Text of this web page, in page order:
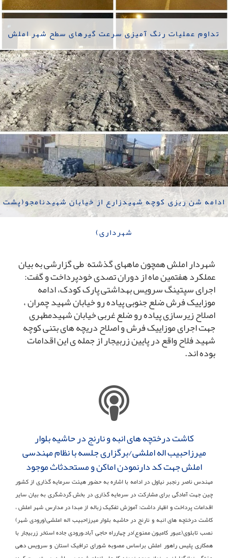
تداوم عملیات رنگ آمیزی سرعت گیرهای سطح شهر املش
ادامه شن ریزی کوچه شهیدزارع از خیابان شهیدنامجو(پشت
شهرداری)
شهردار املش همچون ماههای گذشته٬ طی گزارشی به بیان
عملکرد هفتمین ماه از دوران تصدی خودپرداخت و گفت:
اجرای سپتینگ سرویس بهداشتی پارک کودک، ادامه
موزاییک فرش ضلع جنوبی پیاده رو خیابان شهید چمران ،
اصلاح زیرسازی پیاده رو ضلع غربی خیابان شهیدمطهری
جهت اجرای موزاییک فرش و اصلاح دریچه های بتنی کوچه
شهید فلاح واقع در پایین زربیجار از جمله ی این اقدامات
بوده اند.
کاشت درختچه های انبه و نارنج در حاشیه بلوار
میرزاحبیب اله املشی/برگزاری جلسه با نظام مهندسی
املش جهت کد دارنمودن اماکن و مستحدثاث موجود
مهندس ناصر رنجبر نیاول در ادامه با اشاره به حضور هیئت سرمایه گذاری از کشور
چین جهت آمادگی برای مشارکت در سرمایه گذاری در بخش گردشگری به بیان سایر
اقدامات پرداخت و اظهار داشت: آموزش تفکیک زباله از مبدا در مدارس شهر املش ،
کاشت درختچه های انبه و نارنج در حاشیه بلوار میرزاحبیب اله املشی(ورودی شهر)
نصب تابلوی(عبور کامیون ممنوع)در چهارراه حاجی آباد،ورودی جاده استخر زربیجار با
همکاری پلیس راهور املش براساس مصوبه شورای ترافیک استان و سرویس دهی